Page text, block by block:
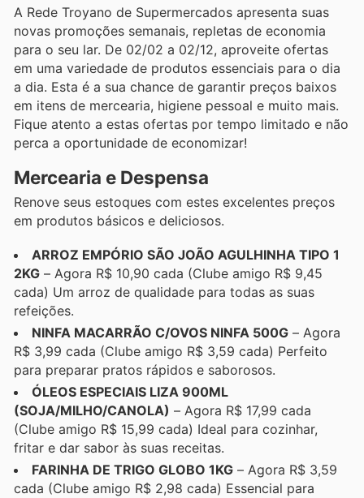
A Rede Troyano de Supermercados apresenta suas
novas promoções semanais, repletas de economia
para o seu lar. De 02/02 a 02/12, aproveite ofertas
em uma variedade de produtos essenciais para o dia
a dia. Esta é a sua chance de garantir preços baixos
em itens de mercearia, higiene pessoal e muito mais.
Fique atento a estas ofertas por tempo limitado e não
perca a oportunidade de economizar!
Mercearia e Despensa
Renove seus estoques com estes excelentes preços
em produtos básicos e deliciosos.
ARROZ EMPÓRIO SÃO JOÃO AGULHINHA TIPO 1
2KG – Agora R$ 10,90 cada (Clube amigo R$ 9,45
cada) Um arroz de qualidade para todas as suas
refeições.
NINFA MACARRÃO C/OVOS NINFA 500G – Agora
R$ 3,99 cada (Clube amigo R$ 3,59 cada) Perfeito
para preparar pratos rápidos e saborosos.
ÓLEOS ESPECIAIS LIZA 900ML
(SOJA/MILHO/CANOLA) – Agora R$ 17,99 cada
(Clube amigo R$ 15,99 cada) Ideal para cozinhar,
fritar e dar sabor às suas receitas.
FARINHA DE TRIGO GLOBO 1KG – Agora R$ 3,59
cada (Clube amigo R$ 2,98 cada) Essencial para